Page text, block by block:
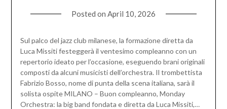
Posted on April 10, 2026
Sul palco del jazz club milanese, la formazione diretta da
Luca Missiti festeggerà il ventesimo compleanno con un
repertorio ideato per l’occasione, eseguendo brani originali
composti da alcuni musicisti dell’orchestra. Il trombettista
Fabrizio Bosso, nome di punta della scena italiana, sarà il
solista ospite MILANO – Buon compleanno, Monday
Orchestra: la big band fondata e diretta da Luca Missiti,…